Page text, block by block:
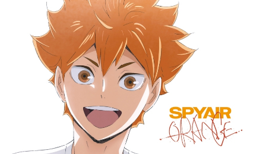
子：山崎バニラ出木杉：萩野志保子
しずかのママ：折笠愛しずかのパ
パ：田原アルノジャイアンのママ：
竹内都子スネ夫のママ：高山みなみ
スネ夫のパパ：田中秀幸先生：高木
渉神成さん：宝亀克寿安雄：慶長佑
香はる夫：矢口アサミセワシ：松本
さちスタッフ原作：藤子・Ｆ・不二
雄脚本：清水東 伊藤公志 小林英
造 鈴木洋介 福島直浩 佐藤大
高橋悠也チーフディレクター：大杉
宜弘メインキャラ設定：丸山宏一キ